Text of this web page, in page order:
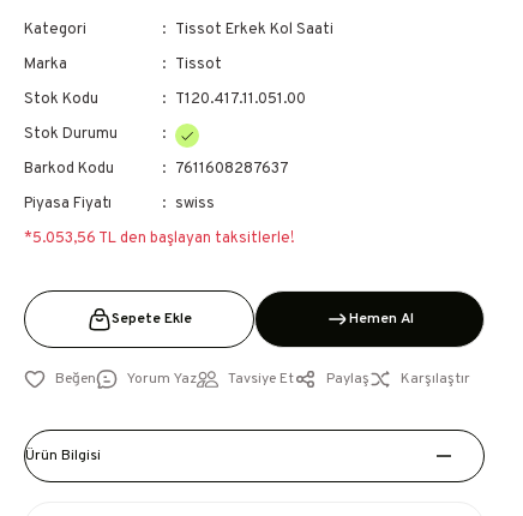
Kategori
Tissot Erkek Kol Saati
Marka
Tissot
Stok Kodu
T120.417.11.051.00
Stok Durumu
Barkod Kodu
7611608287637
Piyasa Fiyatı
swiss
*5.053,56 TL den başlayan taksitlerle!
Sepete Ekle Hemen Al
Yorum Yaz Tavsiye Et Paylaş Karşılaştır
Ürün Bilgisi